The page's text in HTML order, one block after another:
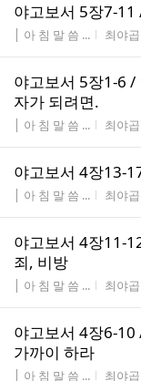
야고보서 5장7-
게시판명
│ 아 침 말 씀 ... 작성자
최야곱
야고보서 5장1-6 /
자가 되려면.
게시판명
│ 아 침 말 씀 ... 작성자
최야곱
야고보서 4장13-
게시판명
│ 아 침 말 씀 ... 작성자
최야곱
야고보서 4장11-
죄, 비방
게시판명
│ 아 침 말 씀 ... 작성자
최야곱
야고보서 4장6-
가까이 하라
게시판명
│ 아 침 말 씀 ... 작성자
최야곱